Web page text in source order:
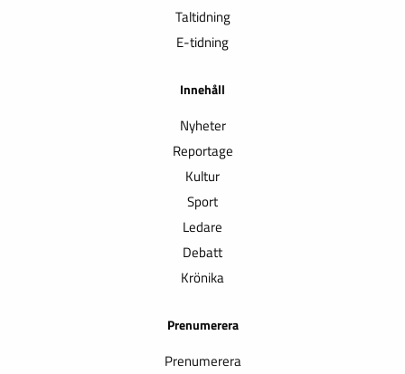
Taltidning
E-tidning
Innehåll
Nyheter
Reportage
Kultur
Sport
Ledare
Debatt
Krönika
Prenumerera
Prenumerera